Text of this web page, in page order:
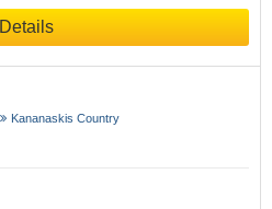
Details
Kananaskis Country